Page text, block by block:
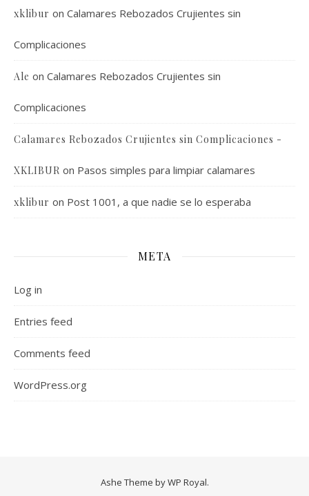
xklibur on Calamares Rebozados Crujientes sin
Complicaciones
Ale on Calamares Rebozados Crujientes sin
Complicaciones
Calamares Rebozados Crujientes sin Complicaciones -
XKLIBUR on Pasos simples para limpiar calamares
xklibur on Post 1001, a que nadie se lo esperaba
META
Log in
Entries feed
Comments feed
WordPress.org
Ashe Theme byWP Royal.